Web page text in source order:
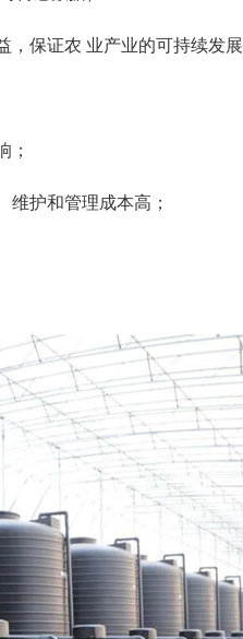
保证农 业产业的可持续发展
；
护和管理成本高；